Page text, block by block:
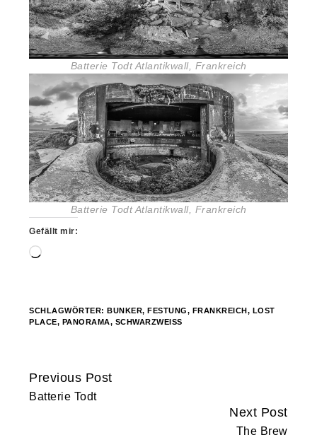
Batterie Todt Atlantikwall, Frankreich
Batterie Todt Atlantikwall, Frankreich
Gefällt mir:
Wird
SCHLAGWÖRTER:BUNKER,FESTUNG, FRANKREICH, LOST
PLACE, PANORAMA, SCHWARZWEISS
Continue
Reading
Previous Post
Batterie Todt
Next Post
The Brew